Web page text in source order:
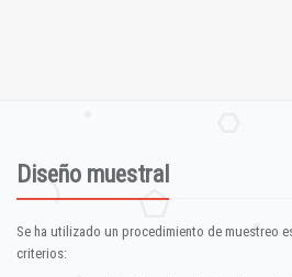
Diseño muestral
Se ha utilizado un procedimiento de muestreo
criterios: